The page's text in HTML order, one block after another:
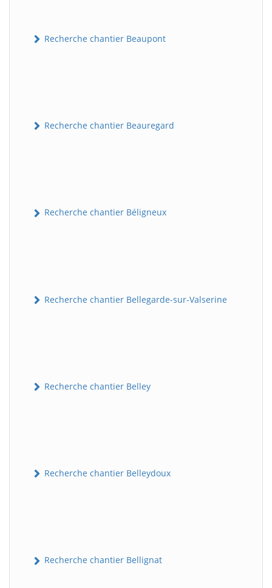
Recherche chantier Beaupont
Recherche chantier Beauregard
Recherche chantier Béligneux
Recherche chantier Bellegarde-sur-Valserine
Recherche chantier Belley
Recherche chantier Belleydoux
Recherche chantier Bellignat